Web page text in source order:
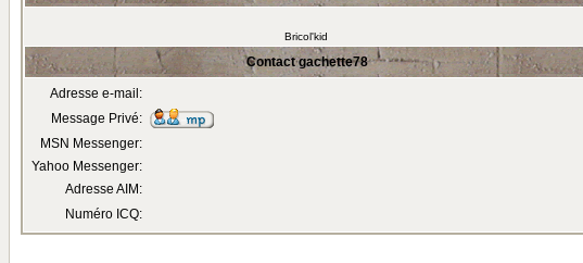
Bricol'kid
Contact gachette78
Adresse e-mail:
Message Privé:
MSN Messenger:
Yahoo Messenger:
Adresse AIM:
Numéro ICQ: